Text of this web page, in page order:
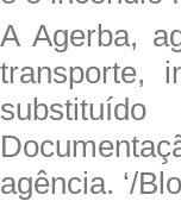
A Agerba,
transporte,
agência. ‘/